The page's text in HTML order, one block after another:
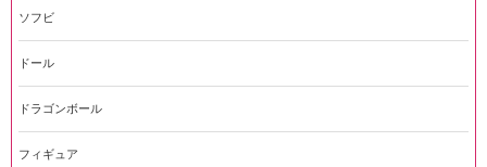
ソフビ
ドール
ドラゴンボール
フィギュア